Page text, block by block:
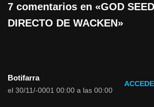
7 comentarios en «GOD
DIRECTO DE WACKEN»
Botifarra
el 30/11/-0001 00:00 a las 00:00